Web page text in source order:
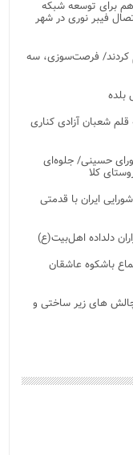
چهاردهم برای توسعه شبکه
همراه و فیبر نوری در آمل/ برقراری ۱۴۷۰ اتصال فیبر نوری در شهر
کردند/ فرصت‌سوزی، سه
بلده
قلم شعبان آزادی کناری
حسینی/ جلوه‌ای
کلا
ایران با قدمتی
دلداده اهل‌بیت(ع)
باشکوه عاشقان
چالش های زیر ساختی و